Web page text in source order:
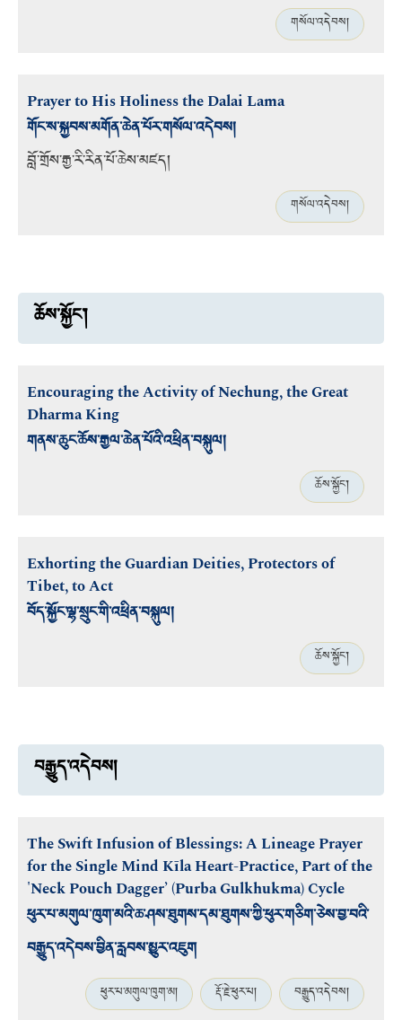
གསོལ་འདེབས།
Prayer to His Holiness the Dalai Lama
གོང་ས་སྐྱབས་མགོན་ཆེན་པོར་གསོལ་འདེབས།
བློ་གྲོས་རྒྱ་རི་རིན་པོ་ཆེས་མཛད།
གསོལ་འདེབས།
ཆོས་སྐྱོང་།
Encouraging the Activity of Nechung, the Great
Dharma King
གནས་ཆུང་ཆོས་རྒྱལ་ཆེན་པོའི་འཕྲིན་བསྐུལ།
ཆོས་སྐྱོང་།
Exhorting the Guardian Deities, Protectors of
Tibet, to Act
བོད་སྐྱོང་ལྷ་སྲུང་གི་འཕྲིན་བསྐུལ།
ཆོས་སྐྱོང་།
བརྒྱུད་འདེབས།
The Swift Infusion of Blessings: A Lineage Prayer
for the Single Mind Kīla Heart-Practice, Part of the
'Neck Pouch Dagger’ (Purba Gulkhukma) Cycle
ཕུར་པ་མགུལ་ཁུག་མའི་ཆ་ཤས་ཐུགས་དམ་ཐུགས་ཀྱི་ཕུར་གཅིག་ཅེས་བྱ་བའི་
བརྒྱུད་འདེབས་བྱིན་རླབས་མྱུར་འཇུག
ཕུར་པ་མགུལ་ཁུག་མ། རྡོ་རྗེ་ཕུར་པ། བརྒྱུད་འདེབས།